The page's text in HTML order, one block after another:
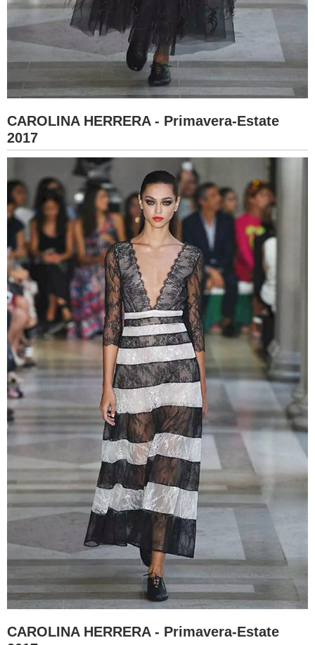
CAROLINA HERRERA - Primavera-Estate
2017
CAROLINA HERRERA - Primavera-Estate